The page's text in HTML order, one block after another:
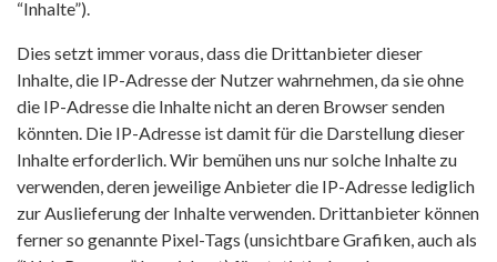
“Inhalte”).
Dies setzt immer voraus, dass die Drittanbieter dieser
Inhalte, die IP-Adresse der Nutzer wahrnehmen, da sie ohne
die IP-Adresse die Inhalte nicht an deren Browser senden
könnten. Die IP-Adresse ist damit für die Darstellung dieser
Inhalte erforderlich. Wir bemühen uns nur solche Inhalte zu
verwenden, deren jeweilige Anbieter die IP-Adresse lediglich
zur Auslieferung der Inhalte verwenden. Drittanbieter können
ferner so genannte Pixel-Tags (unsichtbare Grafiken, auch als